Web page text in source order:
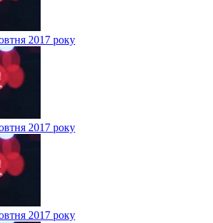
2017 року
2017 року
2017 року